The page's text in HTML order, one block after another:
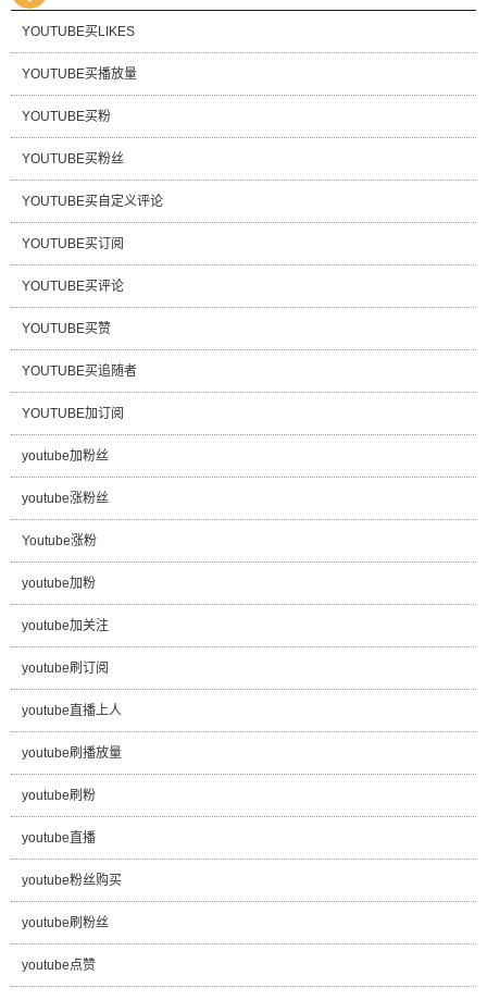
YOUTUBE买LIKES
YOUTUBE买播放量
YOUTUBE买粉
YOUTUBE买粉丝
YOUTUBE买自定义评论
YOUTUBE买订阅
YOUTUBE买评论
YOUTUBE买赞
YOUTUBE买追随者
YOUTUBE加订阅
youtube加粉丝
youtube涨粉丝
Youtube涨粉
youtube加粉
youtube加关注
youtube刷订阅
youtube直播上人
youtube刷播放量
youtube刷粉
youtube直播
youtube粉丝购买
youtube刷粉丝
youtube点赞